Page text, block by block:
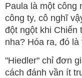
Paula là một công
công ty, cô nghĩ
đột ngột khi Chiến
nha? Hóa ra, đó
"Hiedler" chỉ đơn
cách đánh vần ít